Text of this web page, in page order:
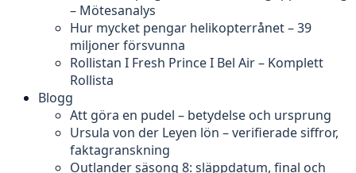
– Mötesanalys
Hur mycket pengar helikopterrånet – 39
miljoner försvunna
Rollistan I Fresh Prince I Bel Air – Komplett
Rollista
Blogg
Att göra en pudel – betydelse och ursprung
Ursula von der Leyen lön – verifierade siffror,
faktagranskning
Outlander säsong 8: släppdatum, final och